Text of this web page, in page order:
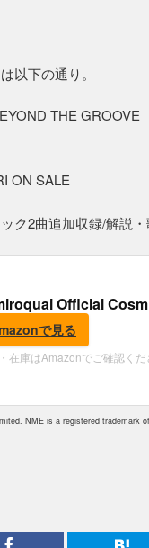
以下の通り。
THE GROOVE
ON SALE
ク2曲追加収録/解説
Official
で見る
在庫はAmazonでご確認くだ
NME is a registered trademark